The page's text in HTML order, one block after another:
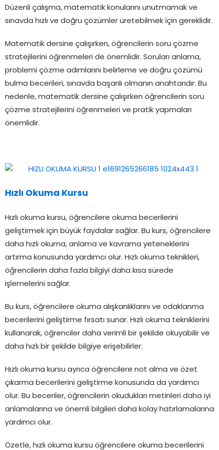
Düzenli çalışma, matematik konularını unutmamak ve
sınavda hızlı ve doğru çözümler üretebilmek için gereklidir.
Matematik dersine çalışırken, öğrencilerin soru çözme
stratejilerini öğrenmeleri de önemlidir. Soruları anlama,
problemi çözme adımlarını belirleme ve doğru çözümü
bulma becerileri, sınavda başarılı olmanın anahtarıdır. Bu
nedenle, matematik dersine çalışırken öğrencilerin soru
çözme stratejilerini öğrenmeleri ve pratik yapmaları
önemlidir.
Hızlı Okuma Kursu
Hızlı okuma kursu, öğrencilere okuma becerilerini
geliştirmek için büyük faydalar sağlar. Bu kurs, öğrencilere
daha hızlı okuma, anlama ve kavrama yeteneklerini
artırma konusunda yardımcı olur. Hızlı okuma teknikleri,
öğrencilerin daha fazla bilgiyi daha kısa sürede
işlemelerini sağlar.
Bu kurs, öğrencilere okuma alışkanlıklarını ve odaklanma
becerilerini geliştirme fırsatı sunar. Hızlı okuma tekniklerini
kullanarak, öğrenciler daha verimli bir şekilde okuyabilir ve
daha hızlı bir şekilde bilgiye erişebilirler.
Hızlı okuma kursu ayrıca öğrencilere not alma ve özet
çıkarma becerilerini geliştirme konusunda da yardımcı
olur. Bu beceriler, öğrencilerin okudukları metinleri daha iyi
anlamalarına ve önemli bilgileri daha kolay hatırlamalarına
yardımcı olur.
Özetle, hızlı okuma kursu öğrencilere okuma becerilerini